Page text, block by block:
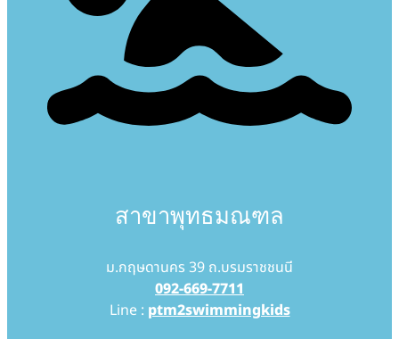
สาขาพุทธมณฑล
ม.กฤษดานคร 39 ถ.บรมราชชนนี
092-669-7711
Line : ptm2swimmingkids